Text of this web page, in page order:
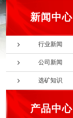
新闻中心
行业新闻
公司新闻
选矿知识
产品中心